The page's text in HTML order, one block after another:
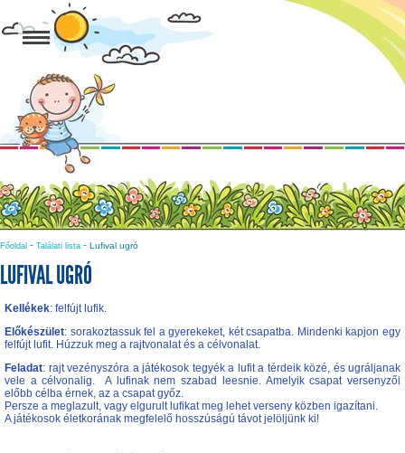
Főoldal - Találati lista - Lufival ugró
LUFIVAL UGRÓ
Kellékek: felfújt lufik.
Előkészület: sorakoztassuk fel a gyerekeket, két csapatba. Mindenki kapjon egy
felfújt lufit. Húzzuk meg a rajtvonalat és a célvonalat.
Feladat: rajt vezényszóra a játékosok tegyék a lufit a térdeik közé, és ugráljanak
vele a célvonalig. A lufinak nem szabad leesnie. Amelyik csapat versenyzői
előbb célba érnek, az a csapat győz.
Persze a meglazult, vagy elgurult lufikat meg lehet verseny közben igazítani.
A játékosok életkorának megfelelő hosszúságú távot jelöljünk ki!